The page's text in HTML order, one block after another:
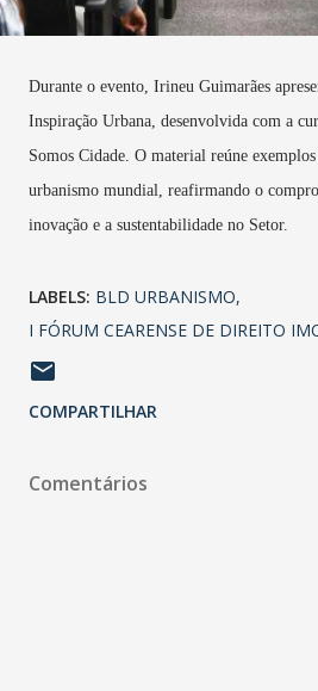
Durante o evento, Irineu Guimarães
Inspiração Urbana, desenvolvida com a
Somos Cidade. O material reúne
urbanismo mundial, reafirmando o
inovação e a sustentabilidade no Setor.
LABELS: BLD URBANISMO
I FÓRUM CEARENSE DE DIREITO
COMPARTILHAR
Comentários